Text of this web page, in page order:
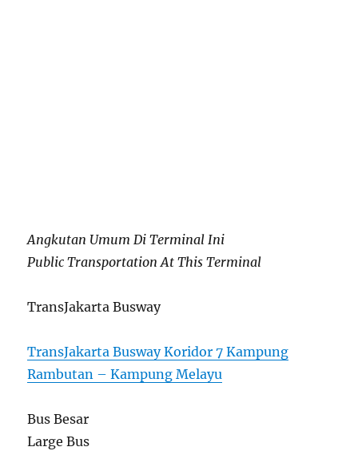
Angkutan Umum Di Terminal Ini
Public Transportation At This Terminal
TransJakarta Busway
TransJakarta Busway Koridor 7 Kampung
Rambutan – Kampung Melayu
Bus Besar
Large Bus